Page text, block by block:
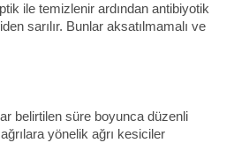
ile temizlenir ardından antibiyotik
sarılır. Bunlar aksatılmamalı ve
belirtilen süre boyunca düzenli
yönelik ağrı kesiciler